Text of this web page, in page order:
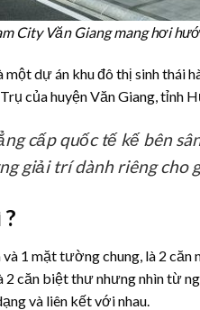
City Văn Giang mang hơi
một dự án khu đô thị sinh thái
của huyện Văn Giang, tỉnh
cấp quốc tế kế bên
giải trí dành riêng cho
1 mặt tường chung, là 2
2 căn biệt thư nhưng nhìn từ
và liên kết với nhau.